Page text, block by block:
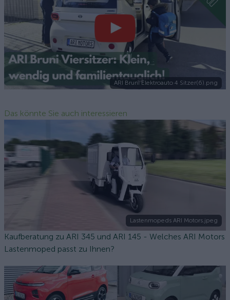
ARI Bruni Elektroauto 4 Sitzer(6).png
Das könnte Sie auch interessieren
Lastenmopeds ARI Motors.jpeg
Kaufberatung zu ARI 345 und ARI 145 - Welches ARI Motors
Lastenmoped passt zu Ihnen?